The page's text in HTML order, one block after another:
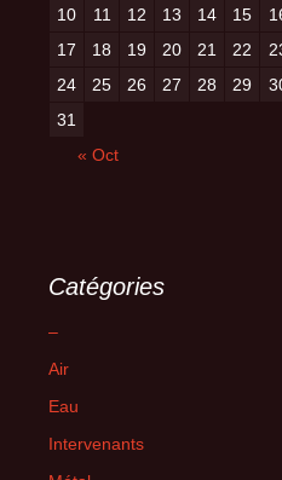
10
11 12 13 14 15
17
18 19 20 21 22
24
25 26 27 28 29
31
« Oct
Catégories
–
Air
Eau
Intervenants